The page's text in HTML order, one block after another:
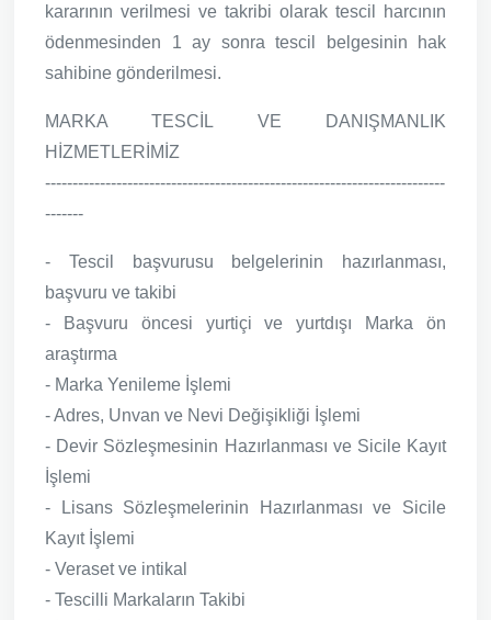
kararının verilmesi ve takribi olarak tescil harcının
ödenmesinden 1 ay sonra tescil belgesinin hak
sahibine gönderilmesi.
MARKA TESCİL VE DANIŞMANLIK
HİZMETLERİMİZ
-------------------------------------------------------------------------
-------
- Tescil başvurusu belgelerinin hazırlanması,
başvuru ve takibi
- Başvuru öncesi yurtiçi ve yurtdışı Marka ön
araştırma
- Marka Yenileme İşlemi
- Adres, Unvan ve Nevi Değişikliği İşlemi
- Devir Sözleşmesinin Hazırlanması ve Sicile Kayıt
İşlemi
- Lisans Sözleşmelerinin Hazırlanması ve Sicile
Kayıt İşlemi
- Veraset ve intikal
- Tescilli Markaların Takibi